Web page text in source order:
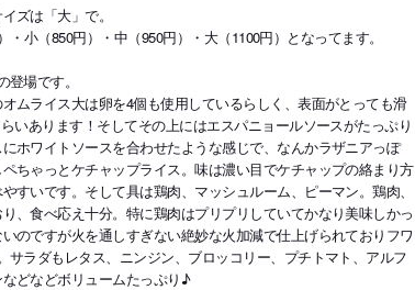
ズは「大」で。
小（850円）・中（950円）・大（1100円）となってます。
場です。
ムライス大は卵を4個も使用しているらしく、表面がとっても滑
いあります！そしてその上にはエスパニョールソースがたっぷり
ホワイトソースを合わせたような感じで、なんかラザニアっぽ
ちゃっとケチャップライス。味は濃い目でケチャップの絡まり方
すいです。そして具は鶏肉、マッシュルーム、ピーマン。鶏肉、
、食べ応え十分。特に鶏肉はプリプリしていてかなり美味しかっ
のですが火を通しすぎない絶妙な火加減で仕上げられておりフワ
サラダもレタス、ニンジン、ブロッコリー、プチトマト、アルフ
どなどボリュームたっぷり♪